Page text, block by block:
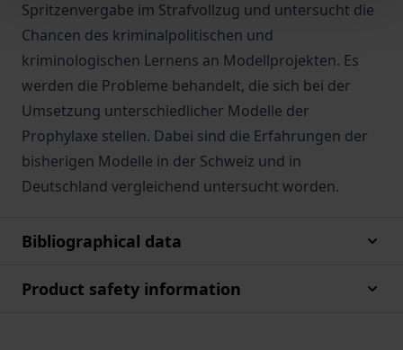
Spritzenvergabe im Strafvollzug und untersucht die
Chancen des kriminalpolitischen und
kriminologischen Lernens an Modellprojekten. Es
werden die Probleme behandelt, die sich bei der
Umsetzung unterschiedlicher Modelle der
Prophylaxe stellen. Dabei sind die Erfahrungen der
bisherigen Modelle in der Schweiz und in
Deutschland vergleichend untersucht worden.
Bibliographical data
Product safety information